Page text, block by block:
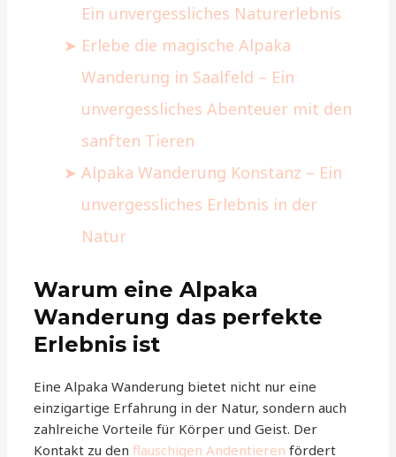
Ein unvergessliches Naturerlebnis
Erlebe die magische Alpaka
Wanderung in Saalfeld – Ein
unvergessliches Abenteuer mit den
sanften Tieren
Alpaka Wanderung Konstanz – Ein
unvergessliches Erlebnis in der
Natur
Warum eine Alpaka
Wanderung das perfekte
Erlebnis ist
Eine Alpaka Wanderung bietet nicht nur eine
einzigartige Erfahrung in der Natur, sondern auch
zahlreiche Vorteile für Körper und Geist. Der
Kontakt zu denflauschigen Andentieren fördert